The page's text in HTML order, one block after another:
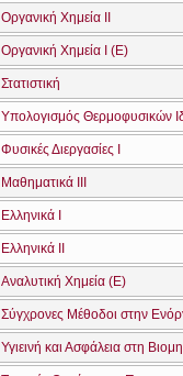
Οργανική Χημεία ΙΙ
Οργανική Χημεία Ι (Ε)
Στατιστική
Υπολογισμός Θερμοφυσικών
Φυσικές Διεργασίες Ι
Μαθηματικά ΙΙΙ
Ελληνικά Ι
Ελληνικά ΙΙ
Αναλυτική Χημεία (Ε)
Σύγχρονες Μέθοδοι στην
Υγιεινή και Ασφάλεια στη